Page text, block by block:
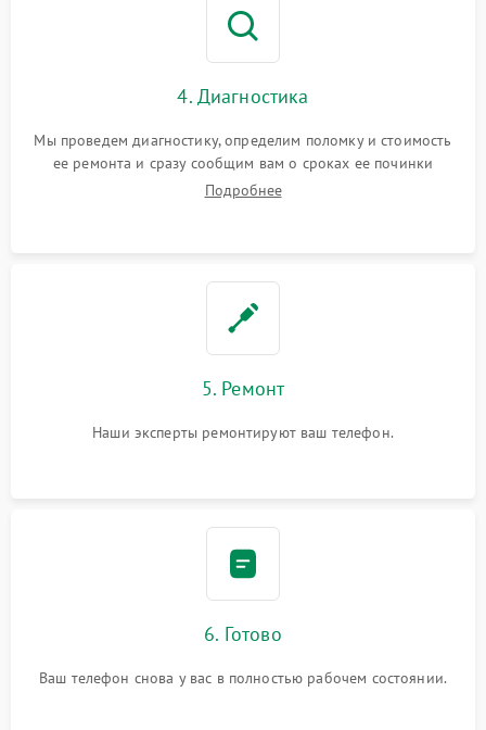
4. Диагностика
Мы проведем диагностику, определим поломку и стоимость
ее ремонта и сразу сообщим вам о сроках ее починки
Подробнее
5. Ремонт
Наши эксперты ремонтируют ваш телефон.
6. Готово
Ваш телефон снова у вас в полностью рабочем состоянии.